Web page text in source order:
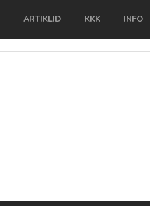
ARTIKLID KKK INFO